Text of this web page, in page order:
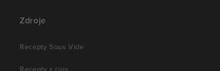
Zdroje
Recepty Sous Vide